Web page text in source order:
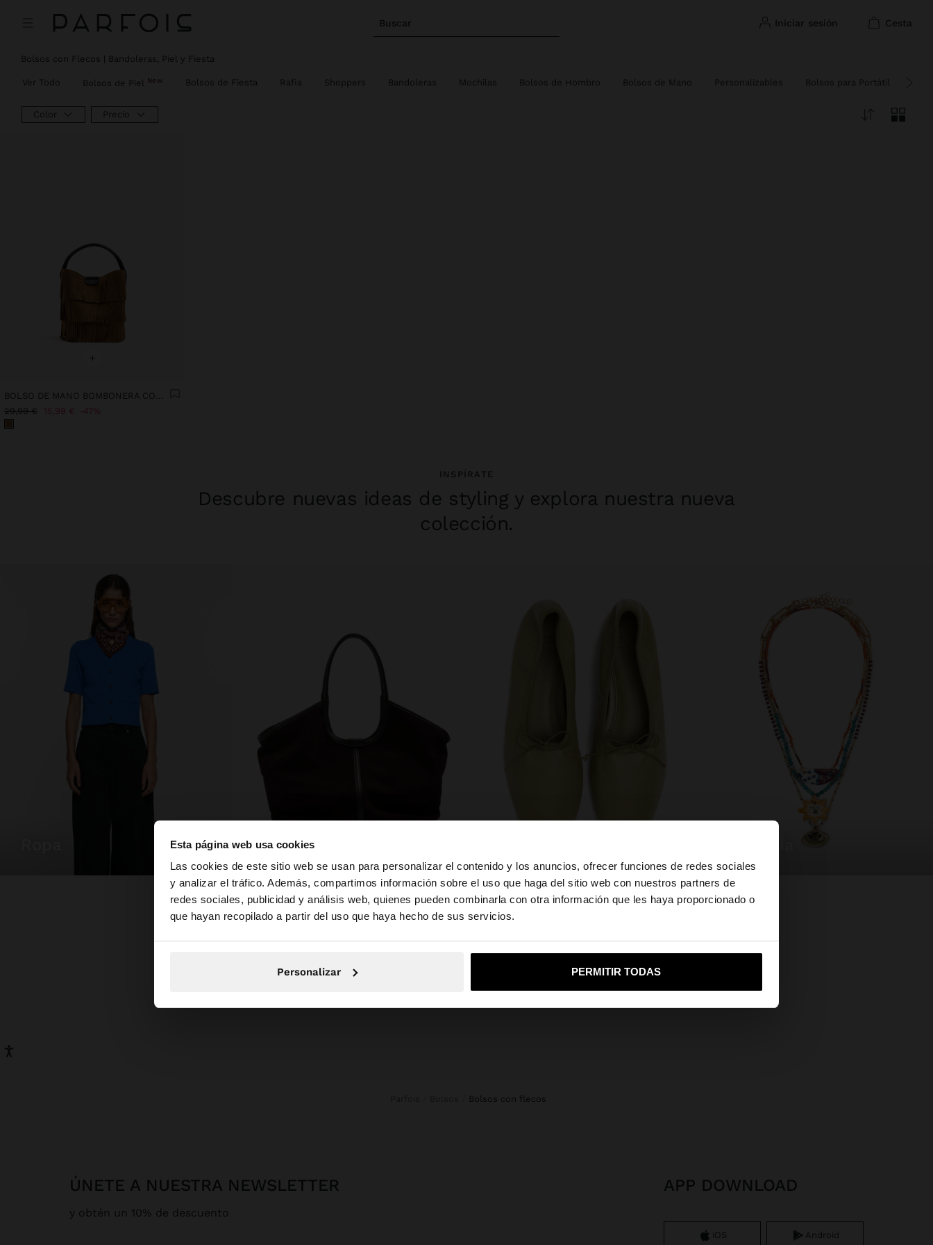
Esta página web usa cookies
Las cookies de este sitio web se usan para personalizar el contenido y los anuncios, ofrecer funciones de redes sociales
y analizar el tráfico. Además, compartimos información sobre el uso que haga del sitio web con nuestros partners de
redes sociales, publicidad y análisis web, quienes pueden combinarla con otra información que les haya proporcionado o
que hayan recopilado a partir del uso que haya hecho de sus servicios.
Personalizar PERMITIR TODAS
Buscar iniciar sesión cesta
hola ×
Estás accediendo a la web de España. ¿Quieres ir a la web de United States?
No, continuar en la web de España Sí, llévame a United States
Bolsos con Flecos | Bandoleras, Piel y Fiesta
Ver Todo Bolsos de Piel New Bolsos de Fiesta Rafia Shoppers Bandoleras Mochilas Bolsos de Hombro Bolsos de Mano Personalizables Bolsos para Portátil
Color Precio
+
29,99 € 15,99 € 47%
INSPÍRATE
Descubre nuevas ideas de styling y explora nuestra nueva
colección.
bolsos
Novedades
bolsos con flecos
ÚNETE A NUESTRA NEWSLETTER
y obtén un 10% de descuento
APP DOWNLOAD
iOS Android